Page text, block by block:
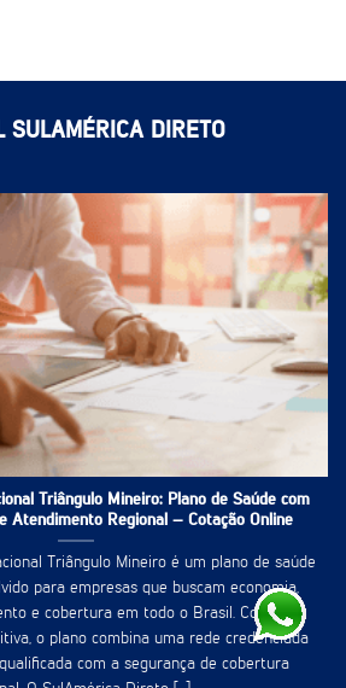
SULAMÉRICA DIRETO
Triângulo Mineiro: Plano de Saúde com
Atendimento Regional – Cotação Online
Triângulo Mineiro é um plano de saúde
para empresas que buscam economia,
e cobertura em todo o Brasil. Com uma
o plano combina uma rede credenciada
com a segurança de cobertura